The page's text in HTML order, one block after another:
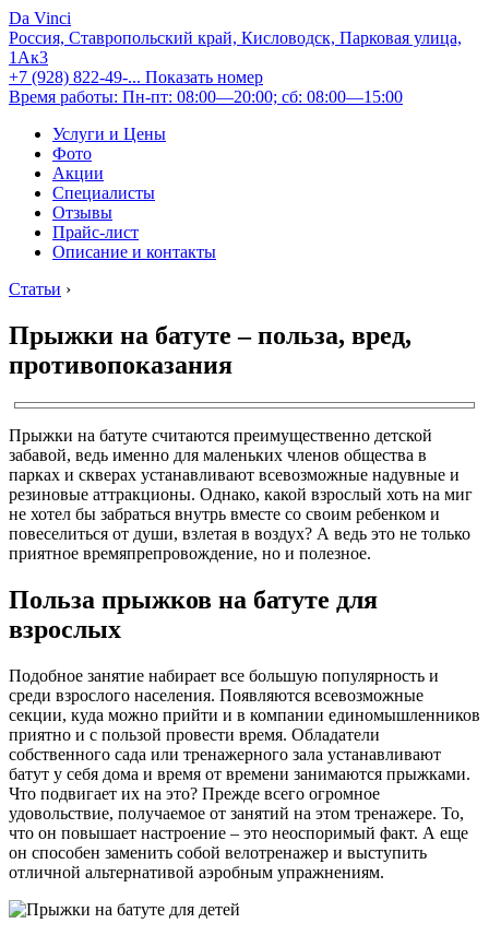
Da Vinci
Россия, Ставропольский край, Кисловодск, Парковая улица,
1Ак3
+7 (928) 822-49-... Показать номер
Время работы: Пн-пт: 08:00—20:00; сб: 08:00—15:00
Услуги и Цены
Фото
Акции
Специалисты
Отзывы
Прайс-лист
Описание и контакты
Статьи ›
Прыжки на батуте – польза, вред,
противопоказания
Прыжки на батуте считаются преимущественно детской
забавой, ведь именно для маленьких членов общества в
парках и скверах устанавливают всевозможные надувные и
резиновые аттракционы. Однако, какой взрослый хоть на миг
не хотел бы забраться внутрь вместе со своим ребенком и
повеселиться от души, взлетая в воздух? А ведь это не только
приятное времяпрепровождение, но и полезное.
Польза прыжков на батуте для
взрослых
Подобное занятие набирает все большую популярность и
среди взрослого населения. Появляются всевозможные
секции, куда можно прийти и в компании единомышленников
приятно и с пользой провести время. Обладатели
собственного сада или тренажерного зала устанавливают
батут у себя дома и время от времени занимаются прыжками.
Что подвигает их на это? Прежде всего огромное
удовольствие, получаемое от занятий на этом тренажере. То,
что он повышает настроение – это неоспоримый факт. А еще
он способен заменить собой велотренажер и выступить
отличной альтернативой аэробным упражнениям.